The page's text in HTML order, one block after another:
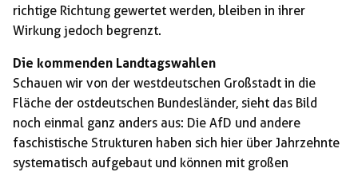
richtige Richtung gewertet werden, bleiben in ihrer
Wirkung jedoch begrenzt.
Die kommenden Landtagswahlen
Schauen wir von der westdeutschen Großstadt in die
Fläche der ostdeutschen Bundesländer, sieht das Bild
noch einmal ganz anders aus: Die AfD und andere
faschistische Strukturen haben sich hier über Jahrzehnte
systematisch aufgebaut und können mit großen